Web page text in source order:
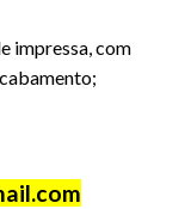
impressa, com